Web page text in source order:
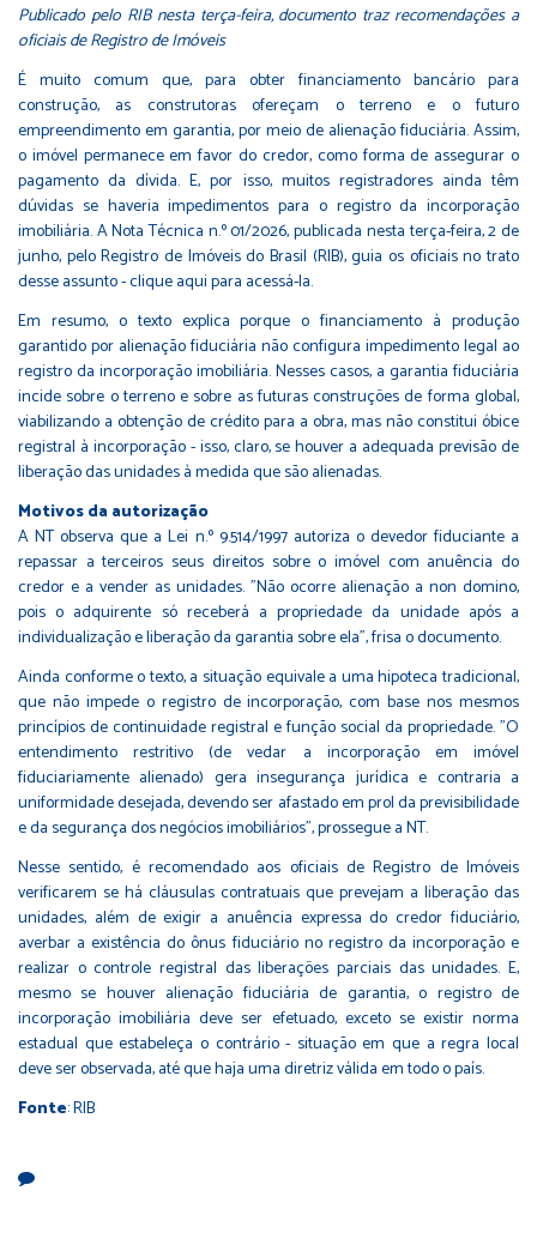
Publicado pelo RIB nesta terça-feira, documento traz recomendações a
oficiais de Registro de Imóveis
É muito comum que, para obter financiamento bancário para
construção, as construtoras ofereçam o terreno e o futuro
empreendimento em garantia, por meio de alienação fiduciária. Assim,
o imóvel permanece em favor do credor, como forma de assegurar o
pagamento da dívida. E, por isso, muitos registradores ainda têm
dúvidas se haveria impedimentos para o registro da incorporação
imobiliária. A Nota Técnica n.º 01/2026, publicada nesta terça-feira, 2 de
junho, pelo Registro de Imóveis do Brasil (RIB), guia os oficiais no trato
desse assunto - cliqueaquipara acessá-la.
Em resumo, o texto explica porque o financiamento à produção
garantido por alienação fiduciária não configura impedimento legal ao
registro da incorporação imobiliária. Nesses casos, a garantia fiduciária
incide sobre o terreno e sobre as futuras construções de forma global,
viabilizando a obtenção de crédito para a obra, mas não constitui óbice
registral à incorporação - isso, claro, se houver a adequada previsão de
liberação das unidades à medida que são alienadas.
Motivos da autorização
A NT observa que a Lei n.º 9.514/1997 autoriza o devedor fiduciante a
repassar a terceiros seus direitos sobre o imóvel com anuência do
credor e a vender as unidades. "Não ocorre alienação a non domino,
pois o adquirente só receberá a propriedade da unidade após a
individualização e liberação da garantia sobre ela", frisa o documento.
Ainda conforme o texto, a situação equivale a uma hipoteca tradicional,
que não impede o registro de incorporação, com base nos mesmos
princípios de continuidade registral e função social da propriedade. "O
entendimento restritivo (de vedar a incorporação em imóvel
fiduciariamente alienado) gera insegurança jurídica e contraria a
uniformidade desejada, devendo ser afastado em prol da previsibilidade
e da segurança dos negócios imobiliários", prossegue a NT.
Nesse sentido, é recomendado aos oficiais de Registro de Imóveis
verificarem se há cláusulas contratuais que prevejam a liberação das
unidades, além de exigir a anuência expressa do credor fiduciário,
averbar a existência do ônus fiduciário no registro da incorporação e
realizar o controle registral das liberações parciais das unidades. E,
mesmo se houver alienação fiduciária de garantia, o registro de
incorporação imobiliária deve ser efetuado, exceto se existir norma
estadual que estabeleça o contrário - situação em que a regra local
deve ser observada, até que haja uma diretriz válida em todo o país.
Fonte: RIB